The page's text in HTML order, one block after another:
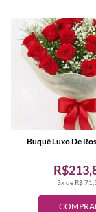
3x de R$
Buquê Luxo De